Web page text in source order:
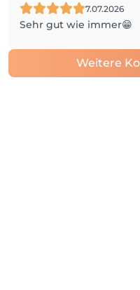
7.07.2026
Sehr gut wie immer😁
Weitere